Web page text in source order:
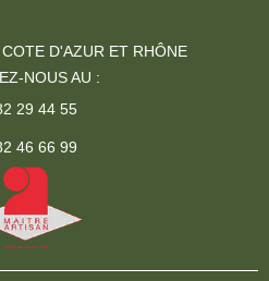
D'AZUR ET RHÔNE
NOUS AU :
29 44 55
46 66 99